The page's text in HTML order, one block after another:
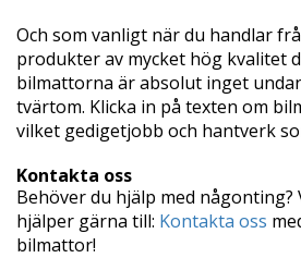
Och som vanligt när du handlar
produkter av mycket hög kvalitet
bilmattorna är absolut inget
tvärtom. Klicka in på texten om
vilket gedigetjobb och hantverk
Kontakta oss
Behöver du hjälp med någonting?
hjälper gärna till: Kontakta oss
bilmattor!